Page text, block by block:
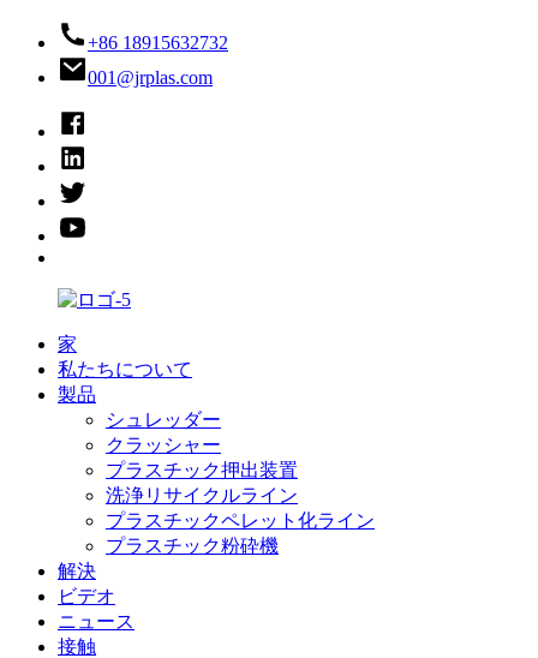
+86 18915632732
001@jrplas.com
家
私たちについて
製品
シュレッダー
クラッシャー
プラスチック押出装置
洗浄リサイクルライン
プラスチックペレット化ライン
プラスチック粉砕機
解決
ビデオ
ニュース
接触